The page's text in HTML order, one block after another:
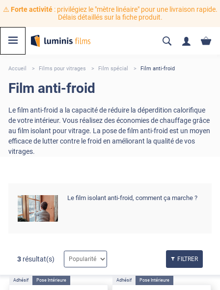
⚠️ Forte activité: privilégiez le "mètre linéaire" pour une livraison rapide.
Délais détaillés sur la fiche produit.
Accueil Films pour vitrages Film spécial Film anti-froid
Film anti-froid
Le film anti-froid a la capacité de réduire la déperdition calorifique
de votre intérieur. Vous réalisez des économies de chauffage grâce
au film isolant pour vitrage. La pose de film anti-froid est un moyen
efficace de lutter contre le froid en améliorant la qualité de vos
vitrages.
Le film isolant anti-froid, comment ça marche ?
3 résultat(s) FILTRER
Adhésif Pose Intérieure Adhésif Pose Intérieure